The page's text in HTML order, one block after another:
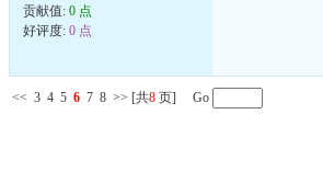
贡献值: 0 点
好评度: 0 点
<< 3 4 5 6 7 8 >> [共8 页] Go